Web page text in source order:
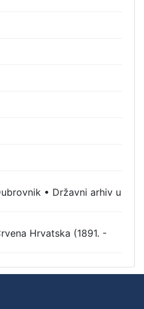
• Državni arhiv u
Hrvatska (1891. -